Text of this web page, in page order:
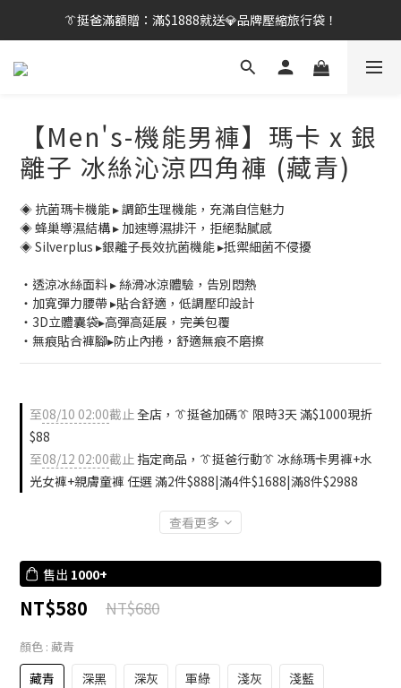
👔挺爸行動：全館襪款【最低$149起】✨立即下單！
【刷卡/電子支付限定】下單送✨WARX品牌質感杯袋！
👔挺爸行動：全館襪款【最低$149起】✨立即下單！
【Men's-機能男褲】瑪卡 x 銀
離子 冰絲沁涼四角褲 (藏青)
◈ 抗菌瑪卡機能 ▸ 調節生理機能，充滿自信魅力
◈ 蜂巢導濕結構 ▸ 加速導濕排汗，拒絕黏膩感
◈ Silverplus ▸銀離子長效抗菌機能 ▸抵禦細菌不侵擾
・透涼冰絲面料 ▸ 絲滑冰涼體驗，告別悶熱
・加寬彈力腰帶 ▸貼合舒適，低調壓印設計
・3D立體囊袋▸高彈高延展，完美包覆
・無痕貼合褲腳▸防止內捲，舒適無痕不磨擦
至08/10 02:00截止全店，👔挺爸加碼👔 限時3天 滿$1000現折
$88
至08/12 02:00截止 指定商品，👔挺爸行動👔 冰絲瑪卡男褲+水
光女褲+親膚童褲 任選 滿2件$888|滿4件$1688|滿8件$2988
查看更多
售出 1000+
NT$580 NT$680
顏色 : 藏青
藏青 深黑 深灰 軍綠 淺灰
淺藍